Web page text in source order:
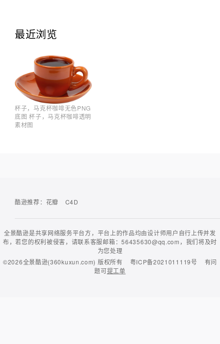
最近浏览
杯子，马克杯咖啡无色PNG
底图 杯子，马克杯咖啡透明
素材图
酷逊推荐： 花瓣 C4D
全景酷逊是共享网络服务平台方，平台上的作品均由设计师用户自行上传并发
布，若您的权利被侵害，请联系客服邮箱：56435630@qq.com，我们将及时
为您处理
©2026全景酷逊(360kuxun.com) 版权所有 粤ICP备2021011119号
有问
题可提工单